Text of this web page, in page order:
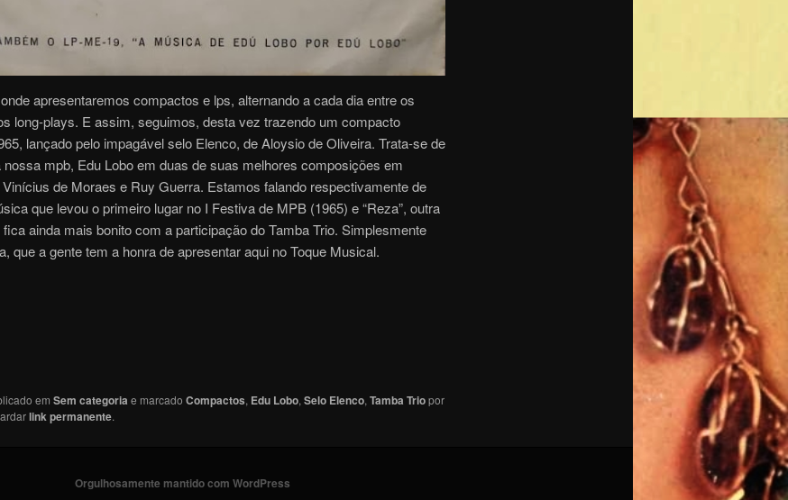
apresentaremos compactos e lps, alternando a cada dia entre os
long-plays. E assim, seguimos, desta vez trazendo um compacto
lançado pelo impagável selo Elenco, de Aloysio de Oliveira. Trata-se de
nossa mpb, Edu Lobo em duas de suas melhores composições em
de Moraes e Ruy Guerra. Estamos falando respectivamente de
que levou o primeiro lugar no I Festiva de MPB (1965) e “Reza”, outra
ainda mais bonito com a participação do Tamba Trio. Simplesmente
que a gente tem a honra de apresentar aqui no Toque Musical.
em Sem categoria e marcado Compactos, Edu Lobo, Selo Elenco, Tamba Triopor
link permanente.
Orgulhosamente mantido com WordPress